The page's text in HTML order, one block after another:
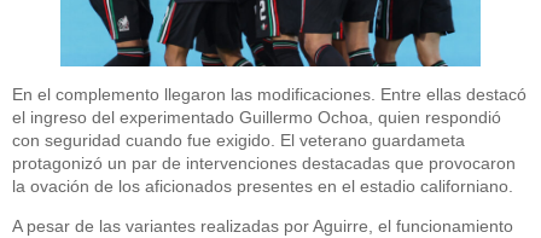
En el complemento llegaron las modificaciones. Entre ellas destacó
el ingreso del experimentado Guillermo Ochoa, quien respondió
con seguridad cuando fue exigido. El veterano guardameta
protagonizó un par de intervenciones destacadas que provocaron
la ovación de los aficionados presentes en el estadio californiano.
A pesar de las variantes realizadas por Aguirre, el funcionamiento